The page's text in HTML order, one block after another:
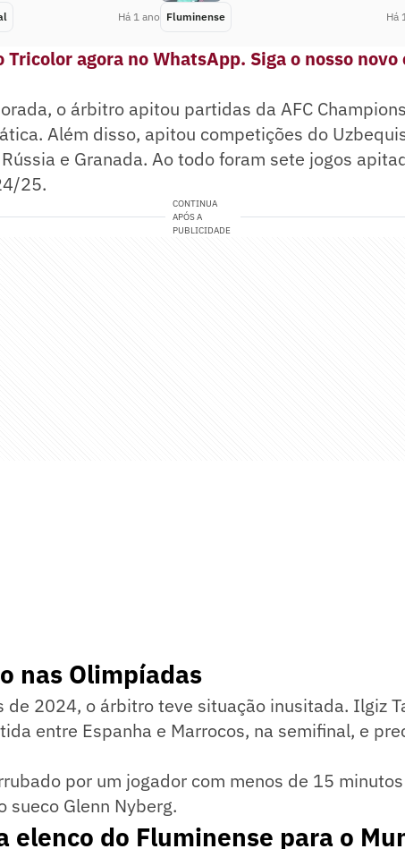
Há 1 ano Fluminense Há
Tricolor agora no WhatsApp. Siga o nosso novo
o árbitro apitou partidas da AFC
Além disso, apitou competições do
e Granada. Ao todo foram sete jogos
25.
CONTINUA
APÓS A
PUBLICIDADE
nas Olimpíadas
de 2024, o árbitro teve situação inusitada. Ilgiz
entre Espanha e Marrocos, na semifinal, e
por um jogador com menos de 15
sueco Glenn Nyberg.
elenco do Fluminense para o